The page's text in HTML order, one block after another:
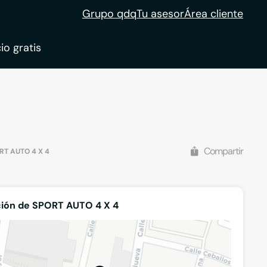
Grupo qdqTu asesorÁrea cliente
gratis
AUTO 4 X 4 Compartir
de SPORT AUTO 4 X 4